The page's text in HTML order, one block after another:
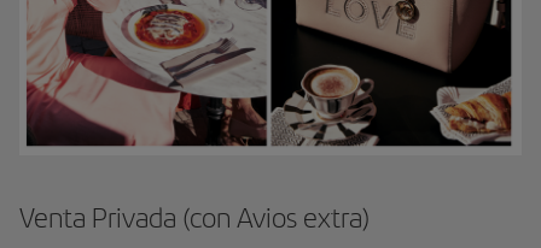
Venta Privada (con Avios extra)